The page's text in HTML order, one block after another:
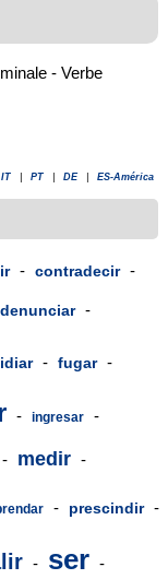
- Verbe
IT PT DE ES-América
- contradecir -
denunciar -
- fugar -
- ingresar -
- medir -
- prescindir -
- ser -